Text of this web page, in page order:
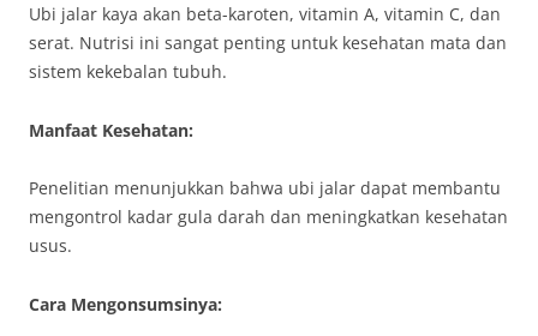
Ubi jalar kaya akan beta-karoten, vitamin A, vitamin C, dan
serat. Nutrisi ini sangat penting untuk kesehatan mata dan
sistem kekebalan tubuh.
Manfaat Kesehatan:
Penelitian menunjukkan bahwa ubi jalar dapat membantu
mengontrol kadar gula darah dan meningkatkan kesehatan
usus.
Cara Mengonsumsinya: